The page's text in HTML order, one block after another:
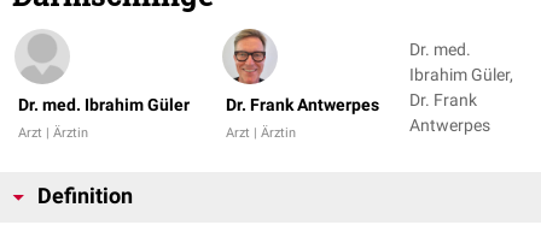
Dr. med. Ibrahim Güler
Arzt | Ärztin
Dr. Frank Antwerpes
Arzt | Ärztin
Dr. med.
Ibrahim Güler,
Dr. Frank
Antwerpes
Definition